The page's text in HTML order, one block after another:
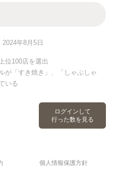
ログインして
行った数を見る
年8月5日
位100店を選出
が「すき焼き」、「しゃぶしゃ
いる
個人情報保護方針